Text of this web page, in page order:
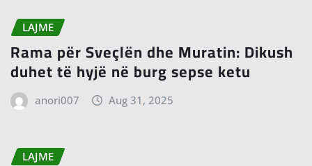
LAJME
Rama për Sveçlën dhe Muratin: Dikush
duhet të hyjë në burg sepse ketu
anori007 Aug 31, 2025
LAJME